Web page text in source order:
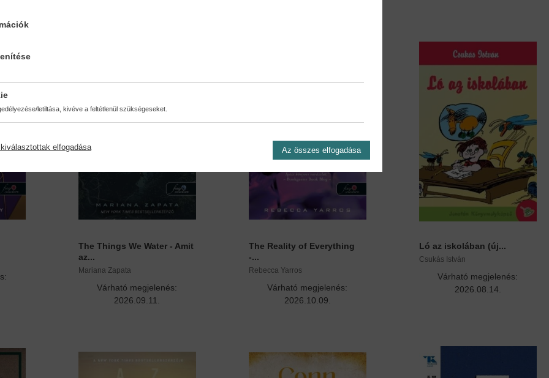
The Things We Water - Amit
az...
Mariana Zapata
Várható megjelenés:
2026.09.11.
The Reality of Everything
-...
Rebecca Yarros
Várható megjelenés:
2026.10.09.
Ló az iskolában (új...
Csukás István
Várható megjelenés:
2026.08.14.
letiltása, kivéve a feltétlenül szükségeseket.
elfogadása Az összes elfogadása